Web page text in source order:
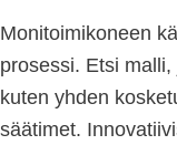
Monitoimikoneen
prosessi. Etsi
kuten yhden
säätimet.